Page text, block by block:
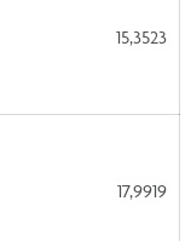
15,3523
17,9919